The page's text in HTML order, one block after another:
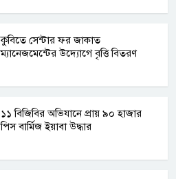
কুবিতে সেন্টার ফর জাকাত
ম্যানেজমেন্টের উদ্যোগে বৃত্তি বিতরণ
১১ বিজিবির অভিযানে প্রায় ৯০ হাজার
পিস বার্মিজ ইয়াবা উদ্ধার